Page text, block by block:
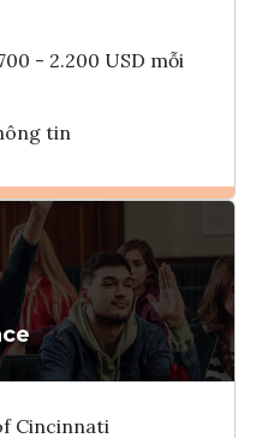
- 2.200 USD mỗi
tin
Ghi danh
Tham vấn Interlink
Cincinnati